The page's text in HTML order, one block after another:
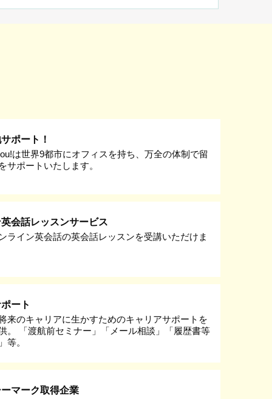
ポート！
は世界9都市にオフィスを持ち、万全の体制で留
サポートいたします。
会話レッスンサービス
ライン英会話の英会話レッスンを受講いただけま
ート
来のキャリアに生かすためのキャリアサポートを
。 「渡航前セミナー」「メール相談」「履歴書等
等。
マーク取得企業